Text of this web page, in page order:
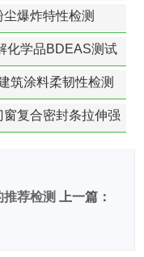
尘爆炸特性检测
化学品BDEAS测试
筑涂料柔韧性检测
窗复合密封条拉伸强
荐检测
上一篇：